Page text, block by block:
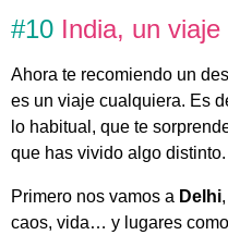
#10 India, un
Ahora te recomiendo un
es un viaje cualquiera. Es
lo habitual, que te
que has vivido algo distinto.
Primero nos vamos a Delhi
caos, vida… y lugares como